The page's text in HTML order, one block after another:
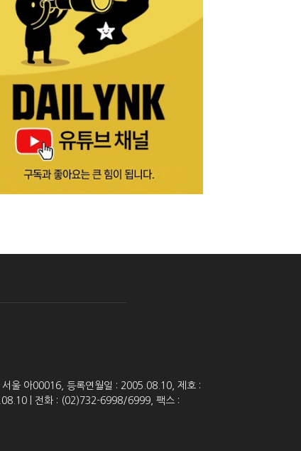
울 아00016, 등록연월일 : 2005.08.10, 제호 :
| 전화 : (02)732-6998/6999, 팩스 :